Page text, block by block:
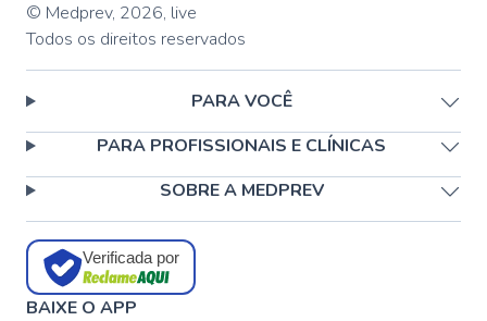
© Medprev, 2026, live
Todos os direitos reservados
PARA VOCÊ
PARA PROFISSIONAIS E CLÍNICAS
SOBRE A MEDPREV
Verificada por
BAIXE O APP